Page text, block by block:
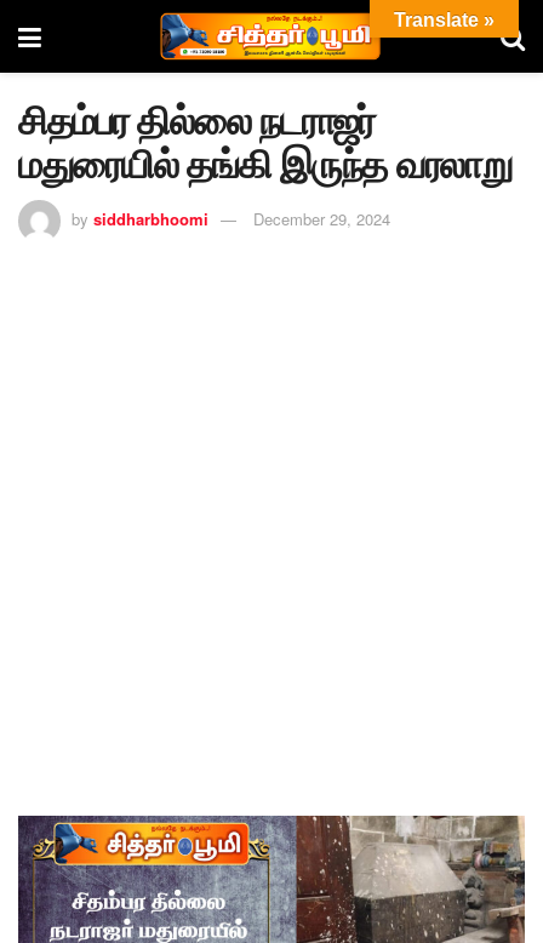
சிதம்பர தில்லை நடராஜர்
மதுரையில் தங்கி இருந்த வரலாறு
by siddharbhoomi December 29, 2024
Translate »